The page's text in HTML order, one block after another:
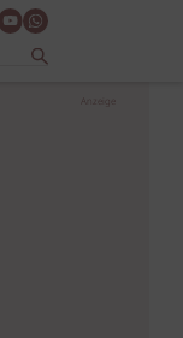
Anzeige